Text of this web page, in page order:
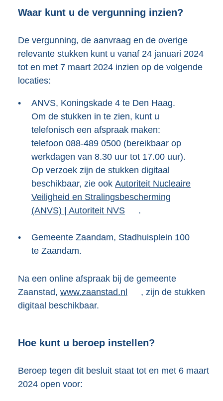
Waar kunt u de vergunning inzien?
De vergunning, de aanvraag en de overige
relevante stukken kunt u vanaf 24 januari 2024
tot en met 7 maart 2024 inzien op de volgende
locaties:
•
ANVS, Koningskade 4 te Den Haag.
Om de stukken in te zien, kunt u
telefonisch een afspraak maken:
telefoon 088-489 0500 (bereikbaar op
werkdagen van 8.30 uur tot 17.00 uur).
Op verzoek zijn de stukken digitaal
beschikbaar, zie ook E
x
t
r
l
i
Autoriteit Nucleaire
Veiligheid en Stralingsbescherming
(ANVS) | Autoriteit NVS
.
•
Gemeente Zaandam, Stadhuisplein 100
te Zaandam.
Na een online afspraak bij de gemeente
Zaanstad, E
x
e
www.zaanstad.nl
, zijn de stukken
digitaal beschikbaar.
Hoe kunt u beroep instellen?
Beroep tegen dit besluit staat tot en met 6 maart
2024 open voor: